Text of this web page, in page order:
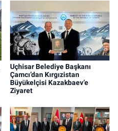
Uçhisar Belediye Başkanı
Çamcı’dan Kırgızistan
Büyükelçisi Kazakbaev’e
Ziyaret